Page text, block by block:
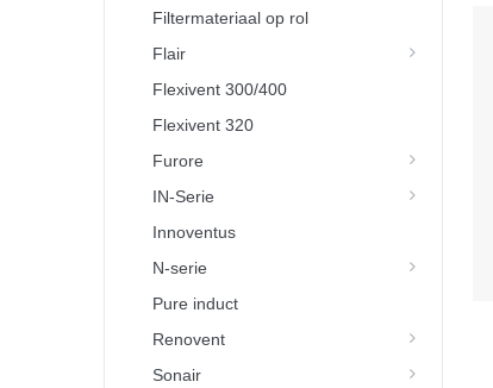
Filtermateriaal op rol
Flair
Flexivent 300/400
Flexivent 320
Furore
IN-Serie
Innoventus
N-serie
Pure induct
Renovent
Sonair